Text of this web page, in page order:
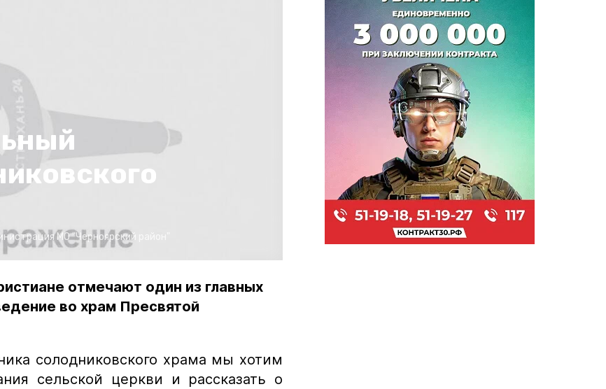
МО "Черноярский район"
отмечают один из главных
во храм Пресвятой
солодниковского храма мы хотим
сельской церкви и рассказать о